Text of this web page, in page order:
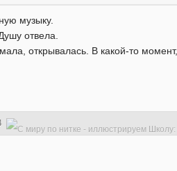
музыку.
отвела.
открывалась. В какой-то